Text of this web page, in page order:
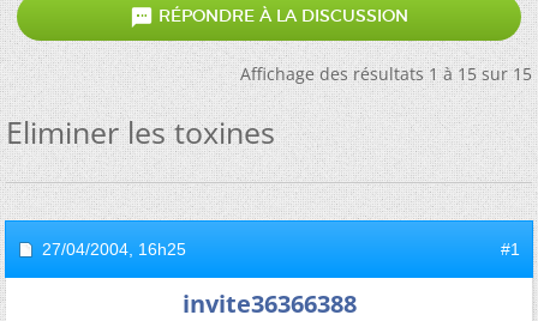
 RÉPONDRE À LA DISCUSSION
Affichage des résultats 1 à 15 sur 15
Eliminer les toxines
27/04/2004, 16h25 #1
invite36366388